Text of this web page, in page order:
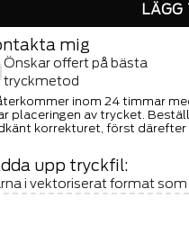
mig
Önskar offert på bästa
tryckmetod
inom 24 timmar
placeringen av trycket.
korrekturet, först
upp tryckfil:
i vektoriserat format som